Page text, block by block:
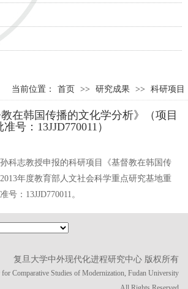
当前位置： 首页 >> 研究成果 >> 科研项目
在韩国传播的文化学分析》（项目
准号：13JJD770011）
志教授申报的科研项目《基督教在韩国传
年度教育部人文社会科学重点研究基地重
：13JJD770011。
复旦大学中外现代化进程研究中心 版权所有
Comparative Studies of Modernization, Fudan University